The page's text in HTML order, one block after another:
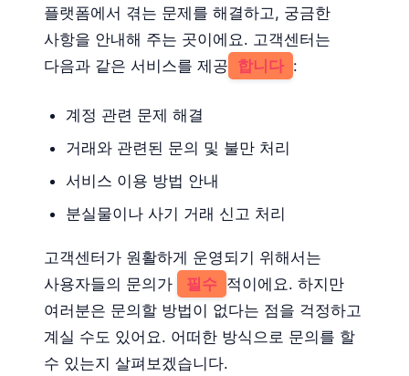
플랫폼에서 겪는 문제를 해결하고, 궁금한
사항을 안내해 주는 곳이에요. 고객센터는
다음과 같은 서비스를 제공 합니다 :
계정 관련 문제 해결
거래와 관련된 문의 및 불만 처리
서비스 이용 방법 안내
분실물이나 사기 거래 신고 처리
고객센터가 원활하게 운영되기 위해서는
사용자들의 문의가
필수 적이에요. 하지만
여러분은 문의할 방법이 없다는 점을 걱정하고
계실 수도 있어요. 어떠한 방식으로 문의를 할
수 있는지 살펴보겠습니다.